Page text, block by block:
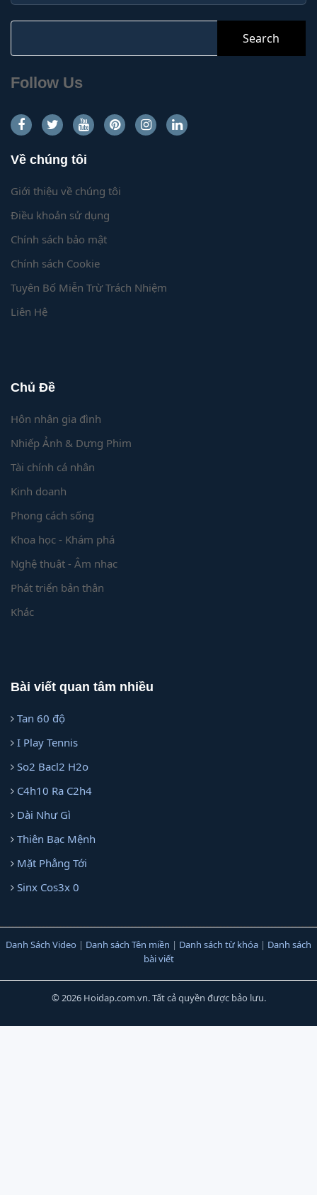
Mục
Follow Us
Về chúng tôi
Giới thiệu về chúng tôi
Điều khoản sử dụng
Chính sách bảo mật
Chính sách Cookie
Tuyên Bố Miễn Trừ Trách Nhiệm
Liên Hệ
Chủ Đề
Hôn nhân gia đình
Nhiếp Ảnh & Dựng Phim
Tài chính cá nhân
Kinh doanh
Phong cách sống
Khoa học - Khám phá
Nghệ thuật - Âm nhạc
Phát triển bản thân
Khác
Bài viết quan tâm nhiều
Tan 60 độ
I Play Tennis
So2 Bacl2 H2o
C4h10 Ra C2h4
Dài Như Gì
Thiên Bạc Mệnh
Mặt Phẳng Tới
Sinx Cos3x 0
Danh Sách Video | Danh sách Tên miền | Danh sách từ khóa | Danh sách
bài viết
© 2026 Hoidap.com.vn. Tất cả quyền được bảo lưu.